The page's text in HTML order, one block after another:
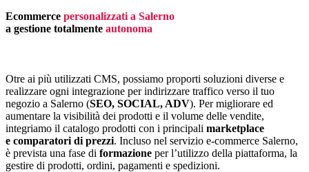
Ecommerce personalizzati a Salerno
a gestione totalmente autonoma
Otre ai più utilizzati CMS, possiamo proporti soluzioni diverse e
realizzare ogni integrazione per indirizzare traffico verso il tuo
negozio a Salerno (SEO, SOCIAL, ADV). Per migliorare ed
aumentare la visibilità dei prodotti e il volume delle vendite,
integriamo il catalogo prodotti con i principali marketplace
e comparatori di prezzi. Incluso nel servizio e-commerce Salerno,
è prevista una fase di formazione per l’utilizzo della piattaforma, la
gestire di prodotti, ordini, pagamenti e spedizioni.